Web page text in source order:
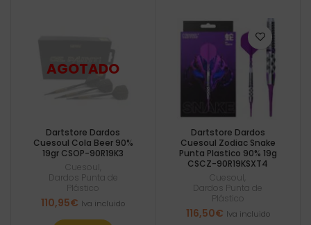
Dartstore Dardos
Cuesoul Cola Beer 90%
19gr CSOP-90R19K3
Cuesoul
Dardos Punta de
Plástico
110,95€ Iva incluido
Dartstore Dardos
Cuesoul Zodiac Snake
Punta Plastico 90% 19g
CSCZ-90R19KSXT4
Cuesoul
Dardos Punta de
Plástico
116,50€ Iva incluido